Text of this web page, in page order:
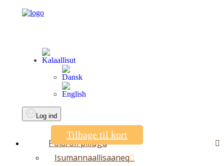
Log ind
Polaroil pillugu
Isumannaallisaaneq
Tilbage til kort